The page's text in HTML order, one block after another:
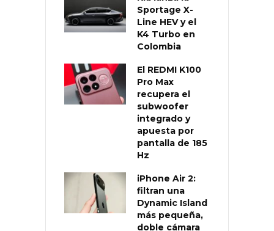
Sportage X-
Line HEV y el
K4 Turbo en
Colombia
El REDMI K100
Pro Max
recupera el
subwoofer
integrado y
apuesta por
pantalla de 185
Hz
iPhone Air 2:
filtran una
Dynamic Island
más pequeña,
doble cámara